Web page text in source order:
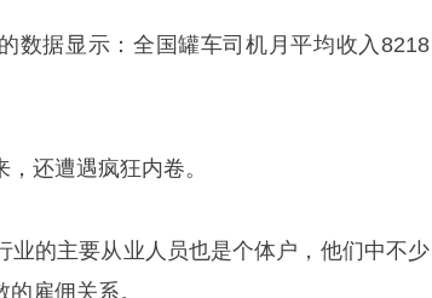
数据显示：全国罐车司机月平均收入8218
还遭遇疯狂内卷。
的主要从业人员也是个体户，他们中不少
雇佣关系。